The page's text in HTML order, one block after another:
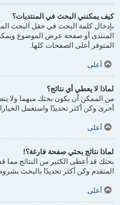
كيف يمكنني البحث في المنتديات؟
بإدخال كلمة البحث في حقل البحث
المنتدى أو صفحة عرض الموضوع
المتوفر أعلى الصفحات كلها.
أعلى
لماذا لا يعطي أي نتائج؟
أخرى وكن أكثر تحديدًا واستعمل
أعلى
لماذا نتائج بحثي صفحة فارغة؟!
بحثك قد أعطى الكثير من النتائج
المتقدم وكن أكثر تحديدًا بالبحث
أعلى